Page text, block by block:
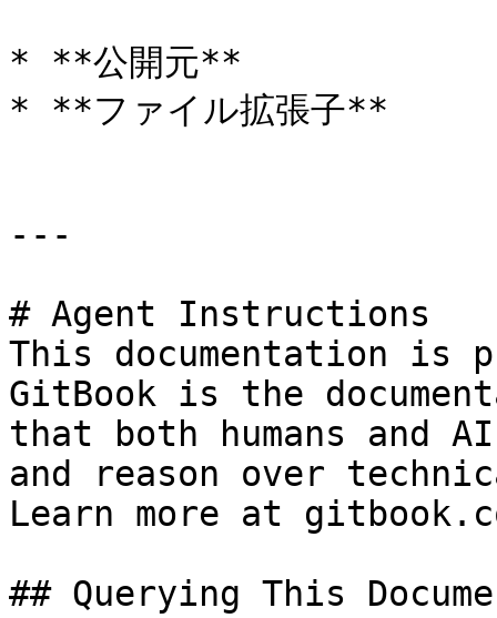
* **公開元**
* **ファイル拡張子**
---
# Agent Instructions
This documentation is
GitBook is the
that both humans and
and reason over
Learn more at
## Querying This